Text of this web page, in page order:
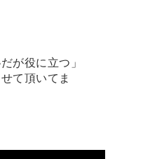
が役に立つ」
て頂いてま